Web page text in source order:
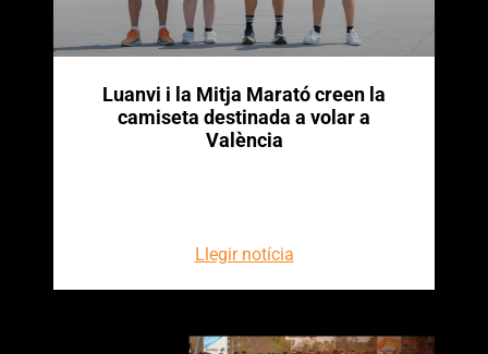
Luanvi i la Mitja Marató creen la
camiseta destinada a volar a
València
Llegir notícia